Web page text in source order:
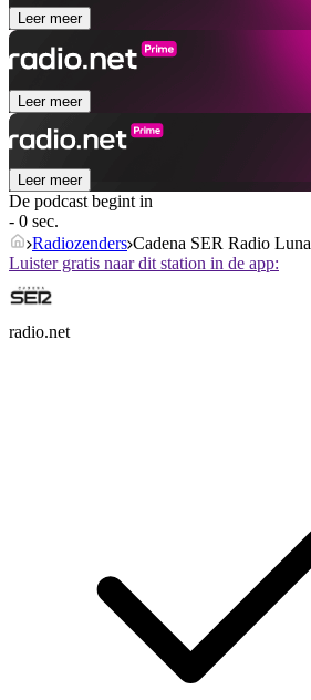
Leer meer
Leer meer
Leer meer
De podcast begint in
- 0 sec.
Radiozenders Cadena SER Radio Luna
Luister gratis naar dit station in de app:
radio.net